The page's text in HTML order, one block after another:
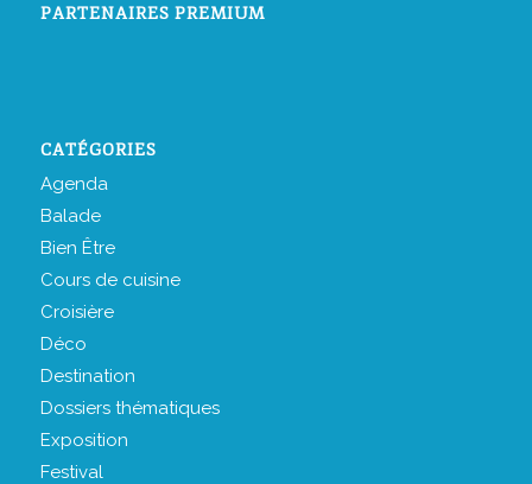
PARTENAIRES PREMIUM
CATÉGORIES
Agenda
Balade
Bien Être
Cours de cuisine
Croisière
Déco
Destination
Dossiers thématiques
Exposition
Festival